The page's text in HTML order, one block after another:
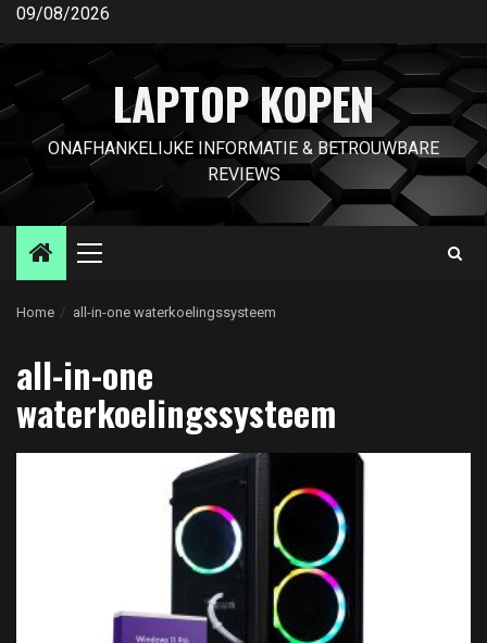
Ga
inhoud
09/08/2026
LAPTOP KOPEN
ONAFHANKELIJKE INFORMATIE & BETROUWBARE
REVIEWS
Primair
Home all-in-one waterkoelingssysteem
all-in-one
waterkoelingssysteem